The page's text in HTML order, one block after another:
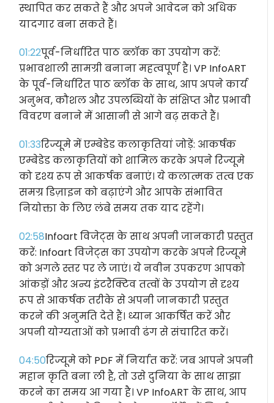
स्थापित कर सकते हैं और अपने आवेदन को अधिक
यादगार बना सकते हैं।
01:22पूर्व-निर्धारित पाठ ब्लॉक का उपयोग करें:
प्रभावशाली सामग्री बनाना महत्वपूर्ण है। VP InfoART
के पूर्व-निर्धारित पाठ ब्लॉक के साथ, आप अपने कार्य
अनुभव, कौशल और उपलब्धियों के संक्षिप्त और प्रभावी
विवरण बनाने में आसानी से आगे बढ़ सकते हैं।
01:33रिज्यूमे में एम्बेडेड कलाकृतियां जोड़ें: आकर्षक
एम्बेडेड कलाकृतियों को शामिल करके अपने रिज्यूमे
को दृश्य रूप से आकर्षक बनाएं। ये कलात्मक तत्व एक
समग्र डिज़ाइन को बढ़ाएंगे और आपके संभावित
नियोक्ता के लिए लंबे समय तक याद रहेंगे।
02:58Infoart विजेट्स के साथ अपनी जानकारी प्रस्तुत
करें: Infoart विजेट्स का उपयोग करके अपने रिज्यूमे
को अगले स्तर पर ले जाएं। ये नवीन उपकरण आपको
आंकड़ों और अन्य इंटरैक्टिव तत्वों के उपयोग से दृश्य
रूप से आकर्षक तरीके से अपनी जानकारी प्रस्तुत
करने की अनुमति देते हैं। ध्यान आकर्षित करें और
अपनी योग्यताओं को प्रभावी ढंग से संचारित करें।
04:50रिज्यूमे को PDF में निर्यात करें: जब आपने अपनी
महान कृति बना ली है, तो उसे दुनिया के साथ साझा
करने का समय आ गया है। VP InfoART के साथ, आप